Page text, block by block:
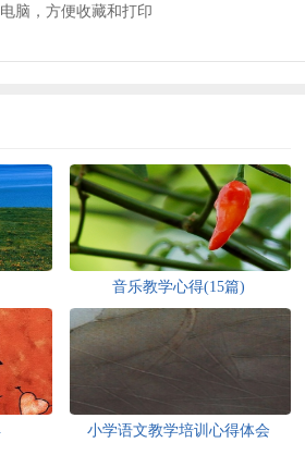
脑，方便收藏和打印
音乐教学心得(15篇)
小学语文教学培训心得体会